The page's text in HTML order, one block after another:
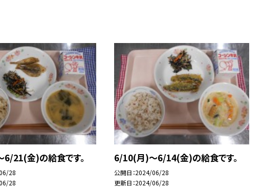
21(金)の給食です。
28
28
6/10(月)～6/14(金)の給食です。
公開日 2024/06/28
更新日 2024/06/28